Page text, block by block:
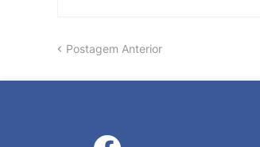
Postagem Anterior